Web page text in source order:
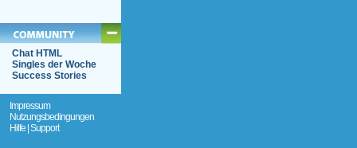
Chat HTML
Singles der Woche
Success Stories
Impressum
Nutzungsbedingungen
Hilfe | Support